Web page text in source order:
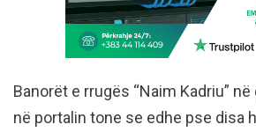
Banorët e rrugës “Naim Kadriu”
në portalin tone se edhe pse disa